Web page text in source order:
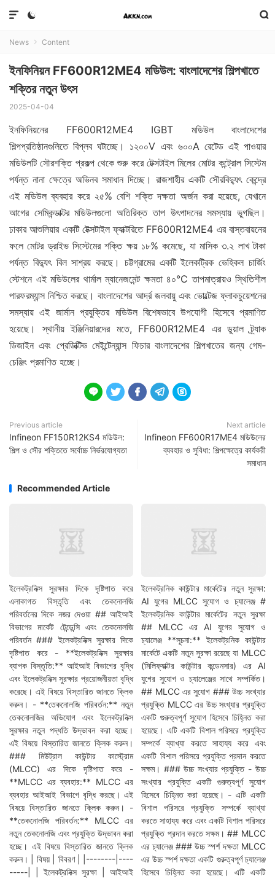



News  Content
ইনফিনিয়ন FF600R12ME4 মডিউল: বাংলাদেশের শিল্পখাতে
শক্তির নতুন উৎস
2025-04-04
ইনফিনিয়নের FF600R12ME4 IGBT মডিউল বাংলাদেশের
শিল্পপ্রতিষ্ঠানগুলিতে বিপ্লব ঘটাচ্ছে। ১২০০V এবং ৬০০A রেটেড এই পাওয়ার
মডিউলটি সৌরশক্তি প্রকল্প থেকে শুরু করে টেক্সটাইল মিলের মোটর কন্ট্রোল সিস্টেম
পর্যন্ত নানা ক্ষেত্রে অভিনব সমাধান দিচ্ছে। রাজশাহীর একটি সৌরবিদ্যুৎ কেন্দ্রে
এই মডিউল ব্যবহার করে ২৫% বেশি শক্তি দক্ষতা অর্জন করা হয়েছে, যেখানে
আগের সেমিকন্ডাক্টর মডিউলগুলো অতিরিক্ত তাপ উৎপাদনের সমস্যায় ভুগছিল।
ঢাকার আশুলিয়ার একটি টেক্সটাইল ফ্যাক্টরিতে FF600R12ME4 এর বাস্তবায়নের
ফলে মোটর ড্রাইভ সিস্টেমের শক্তি ক্ষয় ১৮% কমেছে, যা মাসিক ৩.২ লাখ টাকা
পর্যন্ত বিদ্যুৎ বিল সাশ্রয় করছে। চট্টগ্রামের একটি ইলেকট্রিক ভেহিকল চার্জিং
স্টেশনে এই মডিউলের থার্মাল ম্যানেজমেন্ট ক্ষমতা ৪০°C তাপমাত্রায়ও স্থিতিশীল
পারফরম্যান্স নিশ্চিত করছে। বাংলাদেশের আর্দ্র জলবায়ু এবং ভোল্টেজ ফ্লাকচুয়েশনের
সমস্যায় এই জার্মান প্রযুক্তির মডিউল বিশেষভাবে উপযোগী হিসেবে প্রমাণিত
হয়েছে। স্থানীয় ইঞ্জিনিয়ারদের মতে, FF600R12ME4 এর ডুয়াল ট্র্যাক
ডিজাইন এবং প্রেডিক্টিভ মেইন্টেন্যান্স ফিচার বাংলাদেশের শিল্পখাতের জন্য গেম-
চেঞ্জিং প্রমাণিত হচ্ছে।
    
Previous article
Infineon FF150R12KS4 মডিউল:
শিল্প ও সৌর শক্তিতে সর্বোচ্চ নির্ভরযোগ্যতা
Next article
Infineon FF600R17ME4 মডিউলের
ব্যবহার ও সুবিধা: শিল্পক্ষেত্রে কার্যকরী
সমাধান
Recommended Article
ইলেকট্রনিক্স সুরক্ষার দিকে দৃষ্টিপাত করে
এলাকাগত বিস্তৃতি এবং তেকনোলজি
পরিবর্তনের দিকে নজর দেওয়া ## আইআই
বিভাগের মার্কেট টেন্ডেন্সি এবং তেকনোলজি
পরিবর্তন ### ইলেকট্রনিক্স সুরক্ষার দিকে
দৃষ্টিপাত করে - **ইলেকট্রনিক্স সুরক্ষার
ব্যাপক বিস্তৃতি:** আইআই বিভাগের বৃদ্ধি
এবং ইলেকট্রনিক্স সুরক্ষার প্রয়োজনীয়তা বৃদ্ধি
করেছে। এই বিষয়ে বিস্তারিত জানতে ক্লিক
করুন। - **তেকনোলজি পরিবর্তন:** নতুন
তেকনোলজির অভিযোগ এবং ইলেকট্রনিক্স
সুরক্ষার নতুন পদ্ধতি উদ্ভাবন করা হচ্ছে।
এই বিষয়ে বিস্তারিত জানতে ক্লিক করুন।
### মিউট্রাল কাউন্টার কাস্ট্রোম
(MLCC) এর দিকে দৃষ্টিপাত করে -
**MLCC এর ব্যবহার:** MLCC এর
ব্যবহার আইআই বিভাগে বৃদ্ধি করছে। এই
বিষয়ে বিস্তারিত জানতে ক্লিক করুন। -
**তেকনোলজি পরিবর্তন:** MLCC এর
নতুন তেকনোলজি এবং প্রযুক্তি উদ্ভাবন করা
হচ্ছে। এই বিষয়ে বিস্তারিত জানতে ক্লিক
করুন। | বিষয় | বিবরণ | |--------|----
-----| | ইলেকট্রনিক্স সুরক্ষা | আইআই
ইলেকট্রনিক কাউন্টার মার্কেটের নতুন সুরক্ষা:
AI যুগের MLCC সুযোগ ও চ্যালেঞ্জ #
ইলেকট্রনিক কাউন্টার মার্কেটের নতুন সুরক্ষা
## MLCC এর AI যুগের সুযোগ ও
চ্যালেঞ্জ **সূচনা:** ইলেকট্রনিক কাউন্টার
মার্কেটে একটি নতুন সুরক্ষা রয়েছে যা MLCC
(মিলিফ্যাক্টর কাউন্টার কন্ডেনসার) এর AI
যুগের সুযোগ ও চ্যালেঞ্জের সাথে সম্পর্কিত।
## MLCC এর সুযোগ ### উচ্চ সংখ্যার
প্রযুক্তি MLCC এর উচ্চ সংখ্যার প্রযুক্তি
একটি গুরুত্বপূর্ণ সুযোগ হিসেবে চিহ্নিত করা
হয়েছে। এটি একটি বিশাল পরিসরে প্রযুক্তি
সম্পর্কে ব্যাখ্যা করতে সাহায্য করে এবং
একটি বিশাল পরিসরে প্রযুক্তি প্রদান করতে
সক্ষম। ### উচ্চ সংখ্যার প্রযুক্তি - উচ্চ
সংখ্যার প্রযুক্তি একটি গুরুত্বপূর্ণ সুযোগ
হিসেবে চিহ্নিত করা হয়েছে। - এটি একটি
বিশাল পরিসরে প্রযুক্তি সম্পর্কে ব্যাখ্যা
করতে সাহায্য করে এবং একটি বিশাল পরিসরে
প্রযুক্তি প্রদান করতে সক্ষম। ## MLCC
এর চ্যালেঞ্জ ### উচ্চ স্পর্শ দক্ষতা MLCC
এর উচ্চ স্পর্শ দক্ষতা একটি গুরুত্বপূর্ণ চ্যালেঞ্জ
হিসেবে চিহ্নিত করা হয়েছে। এটি একটি